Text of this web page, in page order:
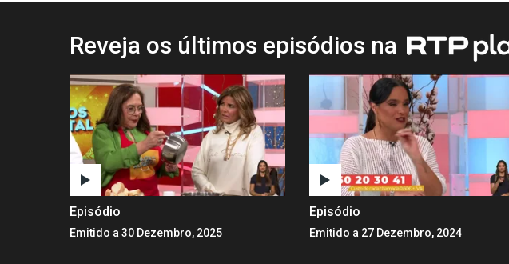
Reveja os últimos episódios na
Episódio
Emitido a 30 Dezembro, 2025
Episódio
Emitido a 27 Dezembro, 2024